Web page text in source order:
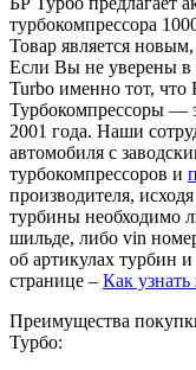
турбокомпрессора
Товар является новым,
Если Вы не уверены в
Turbo именно тот, что
Турбокомпрессоры —
2001 года. Наши
автомобиля с
турбокомпрессоров и
производителя,
турбины необходимо
шильде, либо vin
об артикулах турбин
странице – Как
Преимущества
Турбо: